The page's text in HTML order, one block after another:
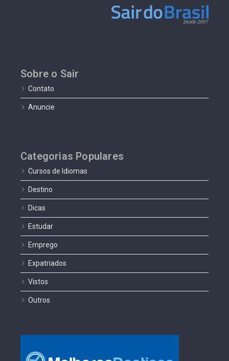
Sobre o Sair
Contato
Anuncie
Categorias Populares
Cursos de Idiomas
Destino
Dicas
Estudar
Emprego
Expatriados
Vistos
Outros